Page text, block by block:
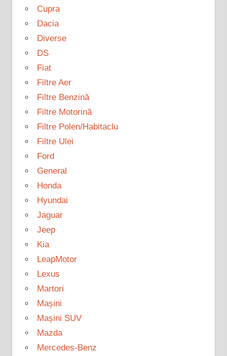
Cupra
Dacia
Diverse
DS
Fiat
Filtre Aer
Filtre Benzină
Filtre Motorină
Filtre Polen/Habitaclu
Filtre Ulei
Ford
General
Honda
Hyundai
Jaguar
Jeep
Kia
LeapMotor
Lexus
Martori
Mașini
Mașini SUV
Mazda
Mercedes-Benz